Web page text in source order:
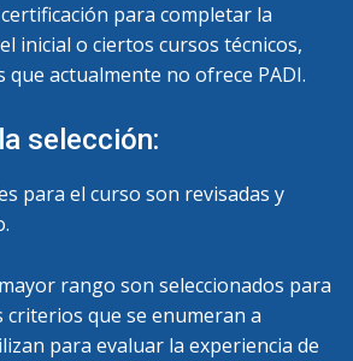
para completar la
inicial o ciertos cursos técnicos,
que actualmente no ofrece PADI.
selección:
para el curso son revisadas y
rango son seleccionados para
criterios que se enumeran a
para evaluar la experiencia de